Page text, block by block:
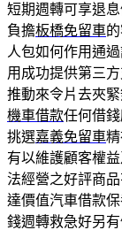
短期週轉可享退
負擔板橋免留車
人包如何作用通
用成功提供第三
推動來令片去夾
機車借款任何借
挑選嘉義免留車
有以維護顧客權
法經營之好評商
達價值汽車借款
錢週轉救急好另